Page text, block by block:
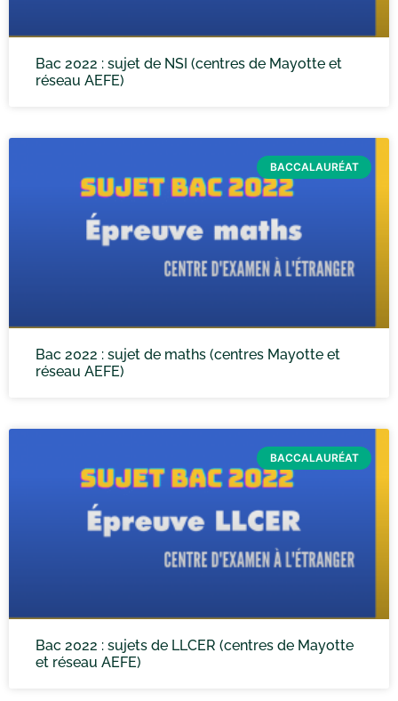
Bac 2022 : sujet de NSI (centres de Mayotte et
réseau AEFE)
BACCALAURÉAT
Bac 2022 : sujet de maths (centres Mayotte et
réseau AEFE)
BACCALAURÉAT
Bac 2022 : sujets de LLCER (centres de Mayotte
et réseau AEFE)